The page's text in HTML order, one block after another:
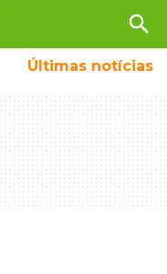
search
Últimas notícias